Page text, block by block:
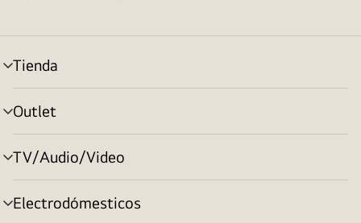
Tienda
Alternar
menú
Outlet
Alternar
menú
TV/Audio/Video
Alternar
menú
Electrodómesticos
Alternar